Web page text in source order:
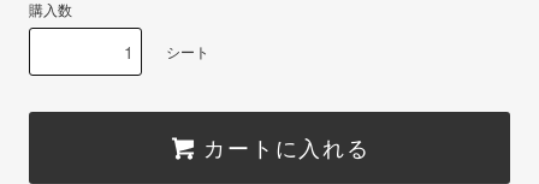
購入数
シート
カートに入れる